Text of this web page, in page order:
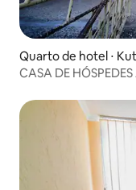
Quarto de hotel ⋅
CASA DE